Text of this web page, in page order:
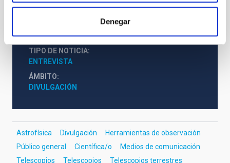
Denegar
TelescopioØ 3000.00 cm
TIPO DE NOTICIA
ENTREVISTA
ÁMBITO
DIVULGACIÓN
Astrofísica Divulgación
Herramientas de observación
Público general
Científica/o
Medios de comunicación
Telescopios
Telescopios
Telescopios terrestres